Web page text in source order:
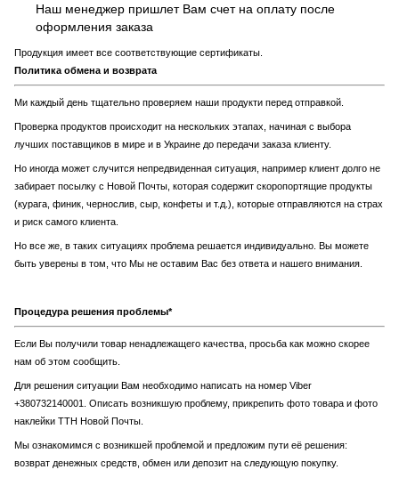
Наш менеджер пришлет Вам счет на оплату после
оформления заказа
Продукция имеет все соответствующие сертификаты.
Политика обмена и возврата
Ми каждый день тщательно проверяем наши продукти перед отправкой.
Проверка продуктов происходит на нескольких этапах, начиная с выбора
лучших поставщиков в мире и в Украине до передачи заказа клиенту.
Но иногда может случится непредвиденная ситуация, например клиент долго не
забирает посылку с Новой Почты, которая содержит скоропортящие продукты
(курага, финик, чернослив, сыр, конфеты и т.д.), которые отправляются на страх
и риск самого клиента.
Но все же, в таких ситуациях проблема решается индивидуально. Вы можете
быть уверены в том, что Мы не оставим Вас без ответа и нашего внимания.
Процедура решения проблемы*
Если Вы получили товар ненадлежащего качества, просьба как можно скорее
нам об этом сообщить.
Для решения ситуации Вам необходимо написать на номер Viber
+380732140001. Описать возникшую проблему, прикрепить фото товара и фото
наклейки ТТН Новой Почты.
Мы ознакомимся с возникшей проблемой и предложим пути её решения:
возврат денежных средств, обмен или депозит на следующую покупку.